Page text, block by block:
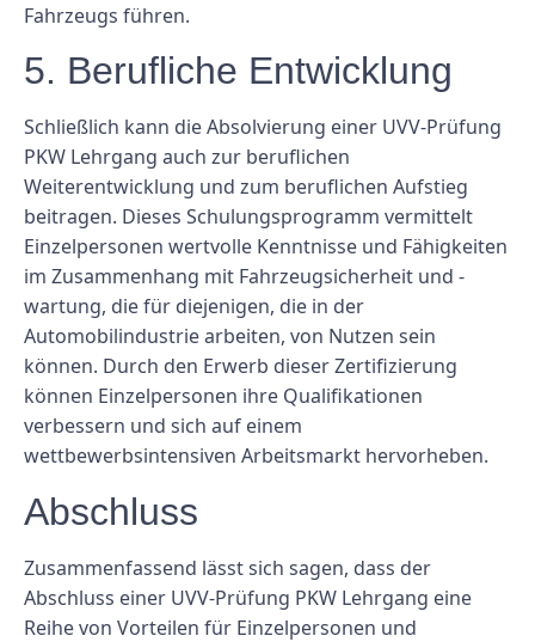
Fahrzeugs führen.
5. Berufliche Entwicklung
Schließlich kann die Absolvierung einer UVV-Prüfung
PKW Lehrgang auch zur beruflichen
Weiterentwicklung und zum beruflichen Aufstieg
beitragen. Dieses Schulungsprogramm vermittelt
Einzelpersonen wertvolle Kenntnisse und Fähigkeiten
im Zusammenhang mit Fahrzeugsicherheit und -
wartung, die für diejenigen, die in der
Automobilindustrie arbeiten, von Nutzen sein
können. Durch den Erwerb dieser Zertifizierung
können Einzelpersonen ihre Qualifikationen
verbessern und sich auf einem
wettbewerbsintensiven Arbeitsmarkt hervorheben.
Abschluss
Zusammenfassend lässt sich sagen, dass der
Abschluss einer UVV-Prüfung PKW Lehrgang eine
Reihe von Vorteilen für Einzelpersonen und